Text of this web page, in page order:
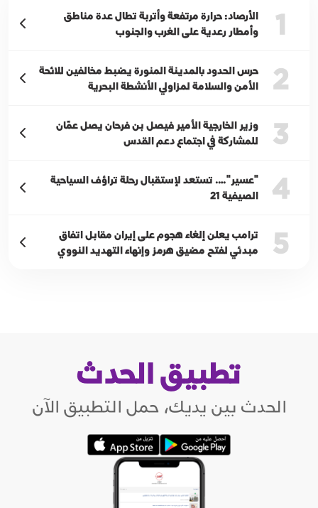
1
الأرصاد: حرارة مرتفعة وأتربة تطال عدة مناطق
وأمطار رعدية على الغرب والجنوب
2
حرس الحدود بالمدينة المنورة يضبط مخالفين للائحة
الأمن والسلامة لمزاولي الأنشطة البحرية
3
وزير الخارجية الأمير فيصل بن فرحان يصل عمّان
للمشاركة في اجتماع دعم القدس
4
"عسير"…. تستعد لإستقبال رحلة تراؤف السياحية
الصيفية 21
5
ترامب يعلن إلغاء هجوم على إيران مقابل اتفاق
مبدئي لفتح مضيق هرمز وإنهاء التهديد النووي
تطبيق الحدث
الحدث بين يديك، حمل التطبيق الآن